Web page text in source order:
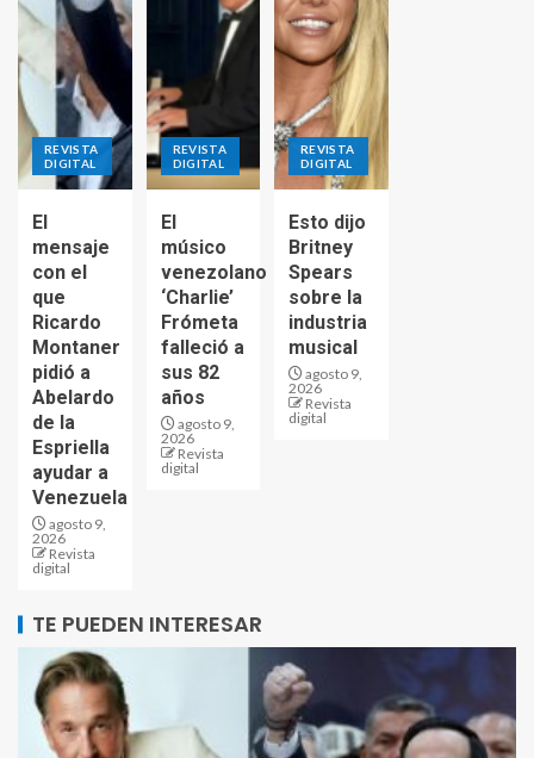
REVISTA
DIGITAL
El
mensaje
con el
que
Ricardo
Montaner
pidió a
Abelardo
de la
Espriella
ayudar a
Venezuela
agosto 9,
2026
Revista
digital
REVISTA
DIGITAL
El
músico
venezolano
‘Charlie’
Frómeta
falleció a
sus 82
años
agosto 9,
2026
Revista
digital
REVISTA
DIGITAL
Esto dijo
Britney
Spears
sobre la
industria
musical
agosto 9,
2026
Revista
digital
TE PUEDEN INTERESAR